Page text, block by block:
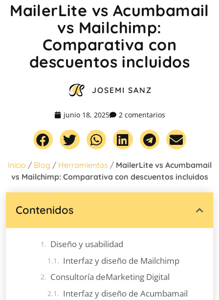
MailerLite vs Acumbamail
vs Mailchimp:
Comparativa con
descuentos incluidos
JOSEMI SANZ
junio 18, 2025 2 comentarios
Inicio / Blog / Herramientas / MailerLite vs Acumbamail
vs Mailchimp: Comparativa con descuentos incluidos
Contenidos
Diseño y usabilidad
Interfaz y diseño de Mailchimp
Consultoría deMarketing Digital
Interfaz y diseño de Acumbamail